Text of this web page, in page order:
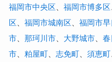
福岡市中央区
福岡市博多区
区
福岡市城南区 福岡市早
市、 那珂川市、 大野城市、 春
市、 粕屋町、 志免町、 須恵町